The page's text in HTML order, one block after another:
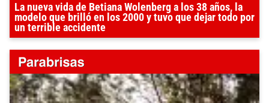
La nueva vida de Betiana Wolenberg a los 38 años, la
modelo que brilló en los 2000 y tuvo que dejar todo por
un terrible accidente